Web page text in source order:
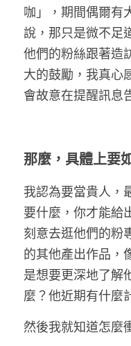
咖」，期間偶爾有
說，那只是微不足
他們的粉絲跟著造
大的鼓勵，我真心
會故意在提醒訊息
那麼，具體上要
我認為要當貴人，
要什麼，你才能給
刻意去逛他們的粉
的其他產出作品，
是想要更深地了解
麼？他近期有什麼
然後我就知道怎麼